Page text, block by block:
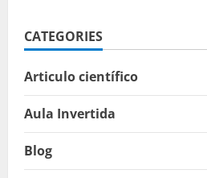
CATEGORIES
Articulo científico
Aula Invertida
Blog